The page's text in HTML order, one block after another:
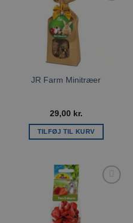
JR Farm Minitræer
29,00 kr.
TILFØJ TIL KURV